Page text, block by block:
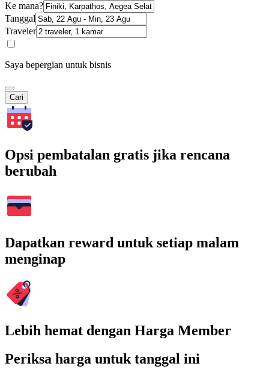
Ke mana?
Tanggal
Traveler
Saya bepergian untuk bisnis
Cari
Opsi pembatalan gratis jika rencana
berubah
Dapatkan reward untuk setiap malam
menginap
Lebih hemat dengan Harga Member
Periksa harga untuk tanggal ini